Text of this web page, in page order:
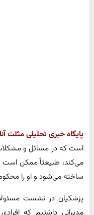
پایگاه خبری تحلیلی مثلث
است که در مسائل و
می‌کند، طبیعتاً ممکن است
ساخته می‌شود و او را
پزشکیان در نشست
مدیرانی داشتیم که